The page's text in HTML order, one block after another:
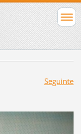
Seguinte